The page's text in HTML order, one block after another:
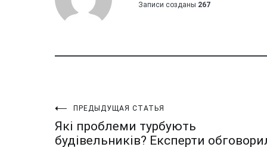
Записи созданы 267
Навигация
ПРЕДЫДУЩАЯ СТАТЬЯ
Які проблеми турбують
будівельників? Експерти